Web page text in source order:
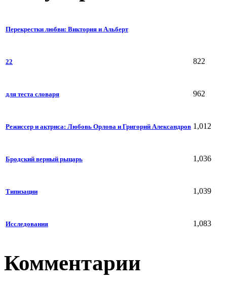
Перекрестки любви: Виктория и Альберт
22 822
для теста словаря 962
Режиссер и актриса: Любовь Орлова и Григорий Александров 1,012
Бродский верный рыцарь 1,036
Типизации 1,039
Исследования 1,083
Комментарии